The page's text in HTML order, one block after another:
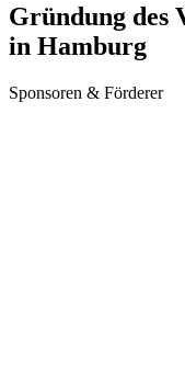
Gründung des
in Hamburg
Sponsoren & Förderer